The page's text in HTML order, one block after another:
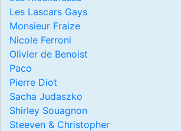
Les Lascars Gays
Monsieur Fraize
Nicole Ferroni
Olivier de Benoist
Paco
Pierre Diot
Sacha Judaszko
Shirley Souagnon
Steeven & Christopher